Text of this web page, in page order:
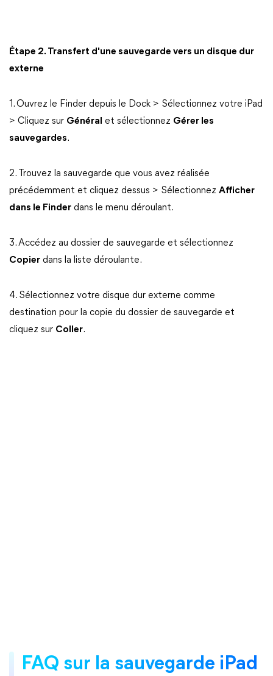
Étape 2. Transfert d'une sauvegarde vers un disque dur
externe
1. Ouvrez le Finder depuis le Dock > Sélectionnez votre iPad
> Cliquez sur Général et sélectionnez Gérer les
sauvegardes.
2. Trouvez la sauvegarde que vous avez réalisée
précédemment et cliquez dessus > Sélectionnez Afficher
dans le Finder dans le menu déroulant.
3. Accédez au dossier de sauvegarde et sélectionnez
Copier dans la liste déroulante.
4. Sélectionnez votre disque dur externe comme
destination pour la copie du dossier de sauvegarde et
cliquez sur Coller.
FAQ sur la sauvegarde iPad